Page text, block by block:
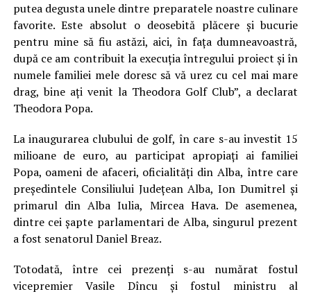
putea degusta unele dintre preparatele noastre culinare
favorite. Este absolut o deosebită plăcere și bucurie
pentru mine să fiu astăzi, aici, în fața dumneavoastră,
după ce am contribuit la execuția întregului proiect și în
numele familiei mele doresc să vă urez cu cel mai mare
drag, bine ați venit la Theodora Golf Club”, a declarat
Theodora Popa.
La inaugurarea clubului de golf, în care s-au investit 15
milioane de euro, au participat apropiați ai familiei
Popa, oameni de afaceri, oficialități din Alba, între care
președintele Consiliului Județean Alba, Ion Dumitrel și
primarul din Alba Iulia, Mircea Hava. De asemenea,
dintre cei șapte parlamentari de Alba, singurul prezent
a fost senatorul Daniel Breaz.
Totodată, între cei prezenți s-au numărat fostul
vicepremier Vasile Dîncu și fostul ministru al